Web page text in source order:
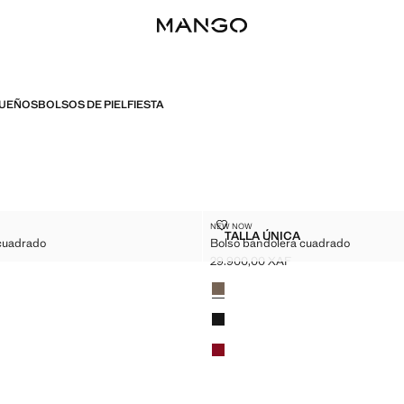
BOLSOS DE PIELFIESTA
CUADRADO
CUADRADO
XAF ]
Tallas
TALLA ÚNICABOLSO BANDOLERA
NEW NOW
Bolso bandolera cuadrado
BOLSO BANDOLERA CUADRADO
Precio actual [29.900,00 XAF ]
29.900,00 XAF
Colores